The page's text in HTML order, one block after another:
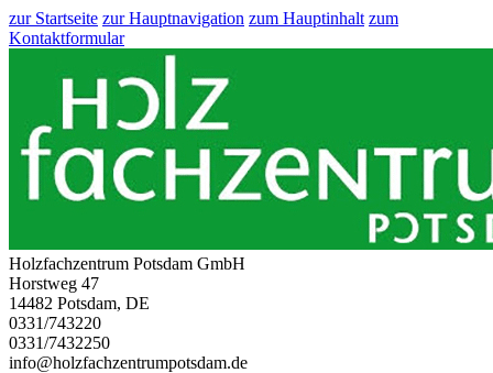
zur Startseite zur Hauptnavigation zum Hauptinhalt zum
Kontaktformular
Holzfachzentrum Potsdam GmbH
Horstweg 47
14482 Potsdam, DE
0331/743220
0331/7432250
info@holzfachzentrumpotsdam.de